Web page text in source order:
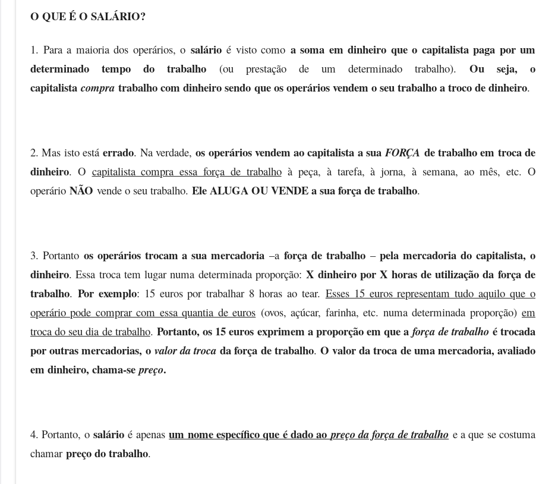
O QUE É O SALÁRIO?
1. Para a maioria dos operários, o salárioé visto como a soma em dinheiro que o capitalista paga por um
determinado tempo do trabalho (ou prestação de um determinado trabalho). Ou seja, o
capitalista compra trabalho com dinheiro sendo que os operários vendem o seu trabalho a troco de dinheiro.
2. Mas isto estáerrado. Na verdade,os operários vendem ao capitalista a suaFORÇA de trabalho em troca de
dinheiro. O capitalista compra essa força de trabalhoà peça, à tarefa, à jorna, à semana, ao mês, etc. O
operário NÃO vende o seu trabalho. Ele ALUGA OU VENDE a sua força de trabalho.
3. Portanto os operários trocam a sua mercadoria –a força de trabalho–pela mercadoria do capitalista, o
dinheiro. Essa troca tem lugar numa determinada proporção:X dinheiro por X horas de utilização da força de
trabalho. Por exemplo: 15 euros por trabalhar 8 horas ao tear. Esses 15 euros representam tudo aquilo que o
operário pode comprar com essa quantia de euros (ovos, açúcar, farinha, etc. numa determinada proporção)em
troca do seu dia de trabalho. Portanto, os 15 euros exprimem a proporção em que aforça de trabalhoé trocada
por outras mercadorias, o valor da troca da força de trabalho. O valor da troca de uma mercadoria, avaliado
em dinheiro, chama-sepreço.
4. Portanto, osalário é apenasum nome específico que é dado aopreço da força de trabalho e a que se costuma
chamar preço do trabalho.